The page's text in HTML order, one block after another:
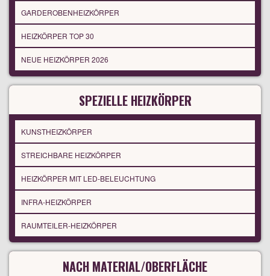
GARDEROBENHEIZKÖRPER
HEIZKÖRPER TOP 30
NEUE HEIZKÖRPER 2026
SPEZIELLE HEIZKÖRPER
KUNSTHEIZKÖRPER
STREICHBARE HEIZKÖRPER
HEIZKÖRPER MIT LED-BELEUCHTUNG
INFRA-HEIZKÖRPER
RAUMTEILER-HEIZKÖRPER
NACH MATERIAL/OBERFLÄCHE